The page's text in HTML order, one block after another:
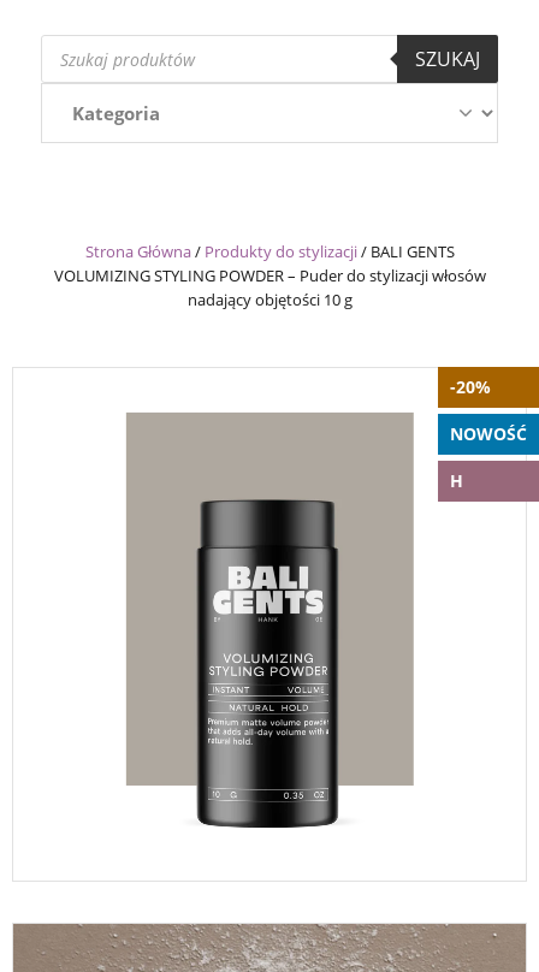
Wyszukiwarka
produktów
SZUKAJ
Strona Główna/ Produkty do stylizacji/ BALI GENTS
VOLUMIZING STYLING POWDER – Puder do stylizacji włosów
nadający objętości 10 g
-20%
NOWOŚĆ
H